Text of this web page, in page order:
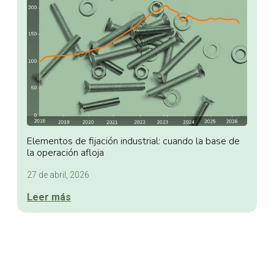
Elementos de fijación industrial: cuando la base de
la operación afloja
27 de abril, 2026
Leer más